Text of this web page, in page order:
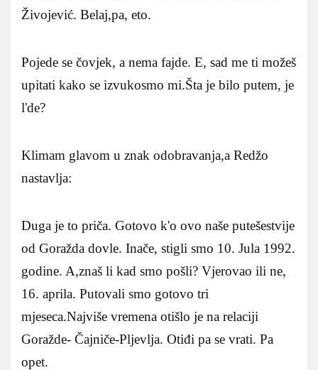
Živojević. Belaj,pa, eto.
Pojede se čovjek, a nema fajde. E, sad me ti možeš
upitati kako se izvukosmo mi.Šta je bilo putem, je
l'de?
Klimam glavom u znak odobravanja,a Redžo
nastavlja:
Duga je to priča. Gotovo k'o ovo naše putešestvije
od Goražda dovle. Inače, stigli smo 10. Jula 1992.
godine. A,znaš li kad smo pošli? Vjerovao ili ne,
16. aprila. Putovali smo gotovo tri
mjeseca.Najviše vremena otišlo je na relaciji
Goražde- Čajniče-Pljevlja. Otiđi pa se vrati. Pa
opet.